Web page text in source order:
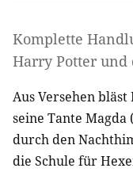
Komplette
Harry Potter und
Aus Versehen
seine Tante Magda (
durch den
die Schule für